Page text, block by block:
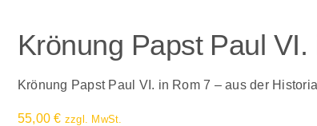
Krönung Papst Paul VI.
Krönung Papst Paul VI. in Rom 7 – aus der
55,00€ zzgl. MwSt.